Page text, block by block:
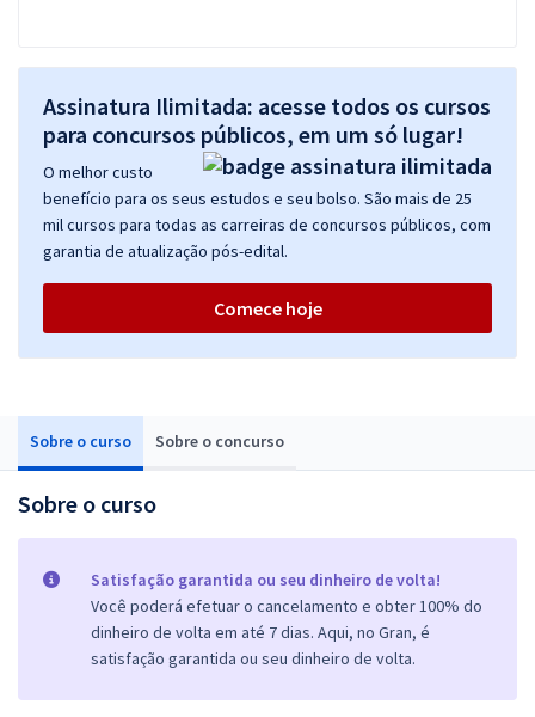
Sobre o curso Sobre o concurso
Sobre o curso
Satisfação garantida ou seu dinheiro de volta!
Você poderá efetuar o cancelamento e obter 100% do
dinheiro de volta em até 7 dias. Aqui, no Gran, é
satisfação garantida ou seu dinheiro de volta.
Assinatura Ilimitada: acesse todos os cursos
para concursos públicos, em um só lugar!
O melhor custo
benefício para os seus estudos e seu bolso. São mais de 25
mil cursos para todas as carreiras de concursos públicos, com
garantia de atualização pós-edital.
Comece hoje